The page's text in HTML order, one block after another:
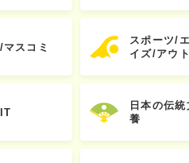
スコミ
スポーツ/
イズ/アウ
日本の伝
養